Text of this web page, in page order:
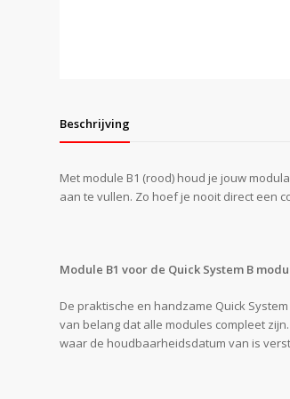
Beschrijving
Met module B1 (rood) houd je jouw
aan te vullen. Zo hoef je nooit direct een
Module B1 voor de Quick System B
De praktische en handzame Quick
van belang dat alle modules compleet
waar de houdbaarheidsdatum van is